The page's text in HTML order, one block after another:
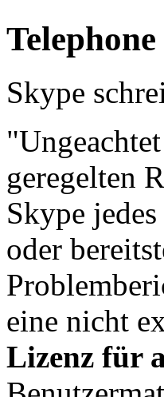
Skype
geregelten
Skype
oder
eine nicht
Lizenz für